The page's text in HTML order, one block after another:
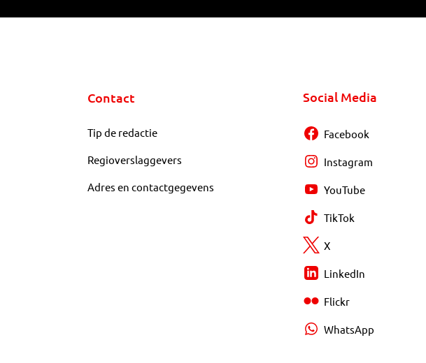
Contact
Tip de redactie
Regioverslaggevers
Adres en contactgegevens
Social Media
Facebook
Instagram
YouTube
TikTok
X
LinkedIn
Flickr
WhatsApp